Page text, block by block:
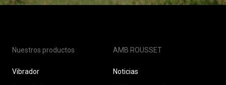
Nuestros productos
Vibrador
AMB ROUSSET
Noticias